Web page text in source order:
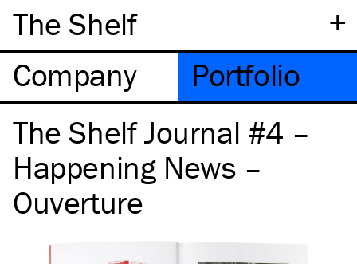
+
The Shelf
Company
Portfolio
The Shelf Journal #4 –
Happening News –
Ouverture